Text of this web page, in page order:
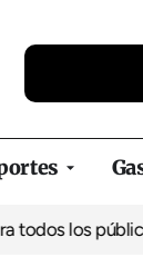
públicos